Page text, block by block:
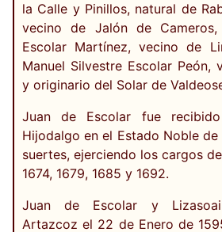
la Calle y Pinillos, natural de
vecino de Jalón de Cameros,
Escolar Martínez, vecino de
Manuel Silvestre Escolar Peón,
y originario del Solar de
Juan de Escolar fue
Hijodalgo en el Estado Noble
suertes, ejerciendo los cargos
1674, 1679, 1685 y 1692.
Juan de Escolar y
Artazcoz el 22 de Enero de